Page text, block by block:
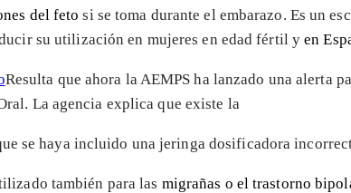
del fetosi se toma durante el embarazo. Es un
su utilización en mujeres en edad fértil yen
Resulta que ahora la AEMPS ha lanzado una alerta
La agencia explica que existe la
se haya incluido una jeringa dosificadora
también para las migrañas o el trastorno